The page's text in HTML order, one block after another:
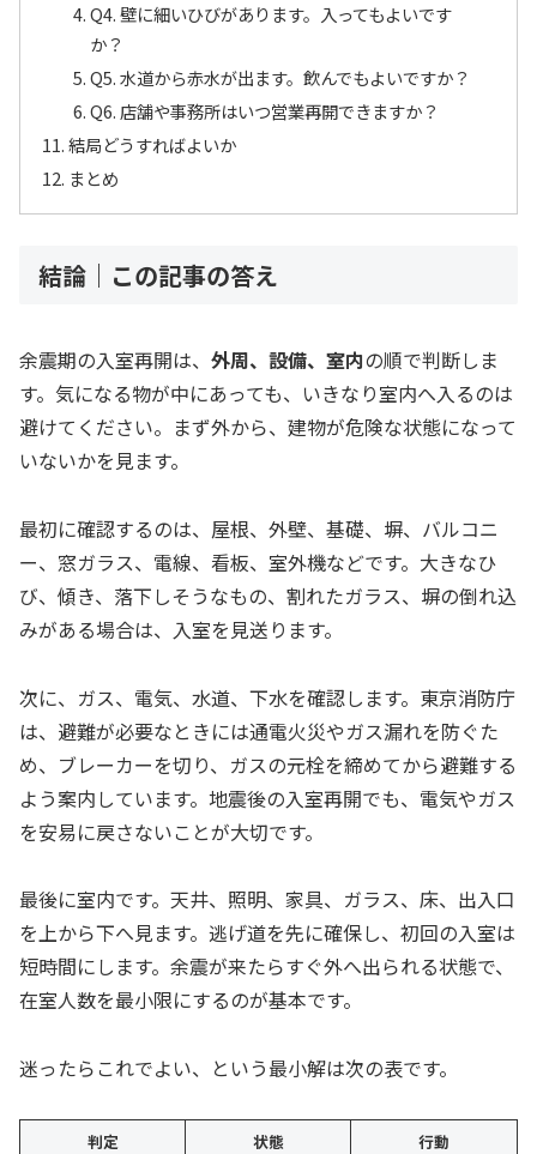
Q4. 壁に細いひびがあります。入ってもよいです
か？
Q5. 水道から赤水が出ます。飲んでもよいですか？
Q6. 店舗や事務所はいつ営業再開できますか？
結局どうすればよいか
まとめ
結論｜この記事の答え
余震期の入室再開は、 外周、設備、室内の順で判断しま
す。気になる物が中にあっても、いきなり室内へ入るのは
避けてください。まず外から、建物が危険な状態になって
いないかを見ます。
最初に確認するのは、屋根、外壁、基礎、塀、バルコニ
ー、窓ガラス、電線、看板、室外機などです。大きなひ
び、傾き、落下しそうなもの、割れたガラス、塀の倒れ込
みがある場合は、入室を見送ります。
次に、ガス、電気、水道、下水を確認します。東京消防庁
は、避難が必要なときには通電火災やガス漏れを防ぐた
め、ブレーカーを切り、ガスの元栓を締めてから避難する
よう案内しています。地震後の入室再開でも、電気やガス
を安易に戻さないことが大切です。
最後に室内です。天井、照明、家具、ガラス、床、出入口
を上から下へ見ます。逃げ道を先に確保し、初回の入室は
短時間にします。余震が来たらすぐ外へ出られる状態で、
在室人数を最小限にするのが基本です。
迷ったらこれでよい、という最小解は次の表です。
判定 状態 行動